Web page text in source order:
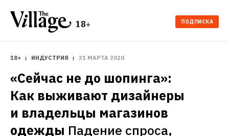
18+ ПОДПИСКА
18+ ИНДУСТРИЯ 31 МАРТА 2020
«Сейчас не до шопинга»:
Как выживают дизайнеры
и владельцы магазинов
одежды Падение спроса,